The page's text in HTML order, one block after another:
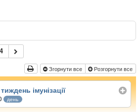
Згорнути все Розгорнути все
імунізації
день